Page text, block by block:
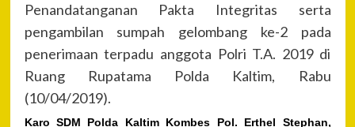
Penandatanganan Pakta Integritas serta
pengambilan sumpah gelombang ke-2 pada
penerimaan terpadu anggota Polri T.A. 2019 di
Ruang Rupatama Polda Kaltim, Rabu
(10/04/2019).
Karo SDM Polda Kaltim Kombes Pol. Erthel Stephan,